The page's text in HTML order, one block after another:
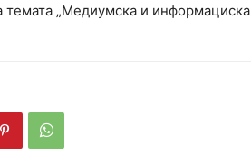
темата „Медиумска и